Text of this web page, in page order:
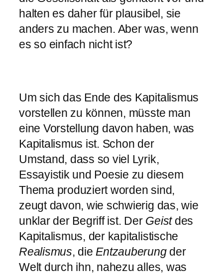
halten es daher für plausibel, sie
anders zu machen. Aber was, wenn
es so einfach nicht ist?
Um sich das Ende des Kapitalismus
vorstellen zu können, müsste man
eine Vorstellung davon haben, was
Kapitalismus ist. Schon der
Umstand, dass so viel Lyrik,
Essayistik und Poesie zu diesem
Thema produziert worden sind,
zeugt davon, wie schwierig das, wie
unklar der Begriff ist. Der Geistdes
Kapitalismus, der kapitalistische
Realismus, die Entzauberungder
Welt durch ihn, nahezu alles, was